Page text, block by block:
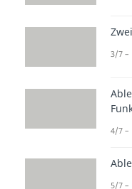
sich
der
3/7 –
4/7 –
5/7 –